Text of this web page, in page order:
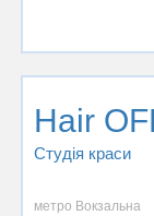
Hair
Студія краси
метро Вокзальна